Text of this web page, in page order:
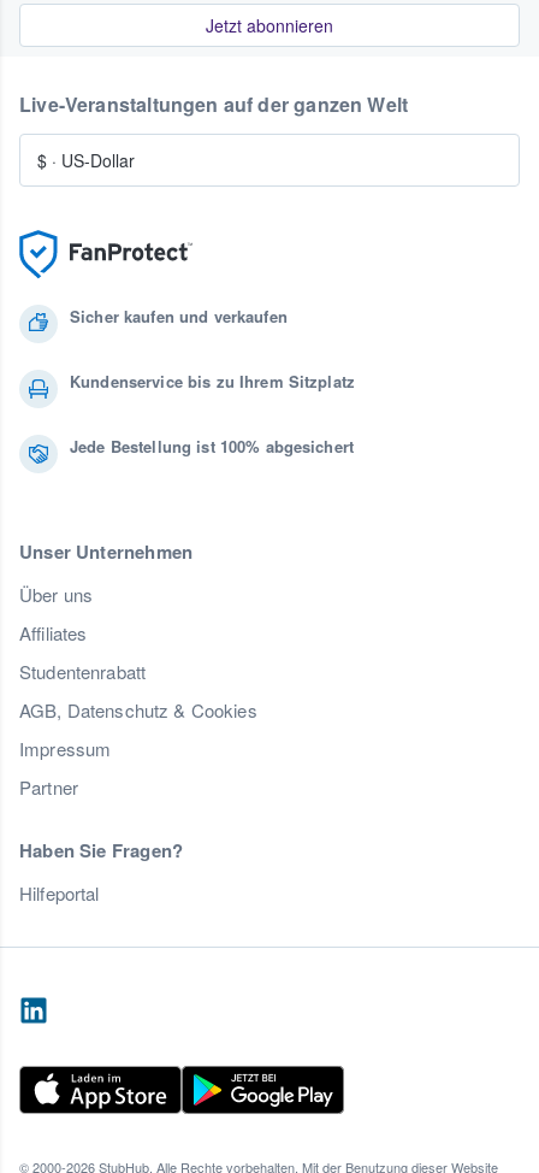
Jetzt abonnieren
Sicher kaufen und verkaufen
Kundenservice bis zu Ihrem Sitzplatz
Jede Bestellung ist 100% abgesichert
Unser Unternehmen
Über uns
Affiliates
Studentenrabatt
AGB, Datenschutz & Cookies
Impressum
Partner
Haben Sie Fragen?
Hilfeportal
Live-Veranstaltungen auf der ganzen Welt
$ · US-Dollar
© 2000-2026 StubHub. Alle Rechte vorbehalten. Mit der Benutzung dieser Website